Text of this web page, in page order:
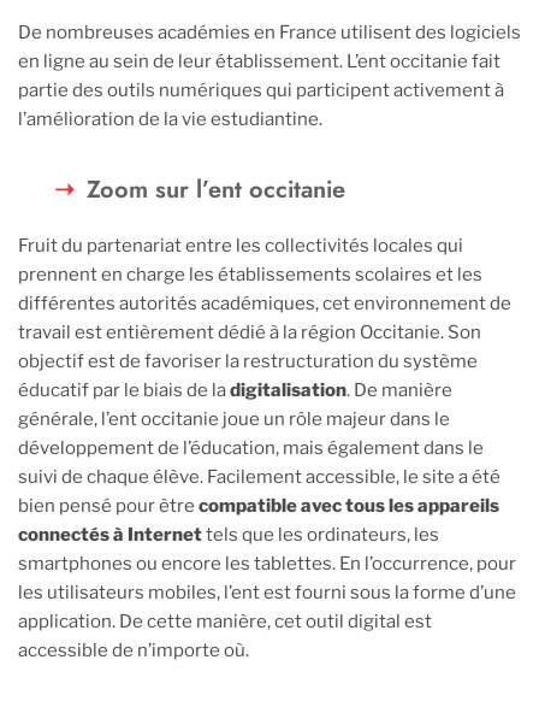
De nombreuses académies en France utilisent des logiciels
en ligne au sein de leur établissement. L’ent occitanie fait
partie des outils numériques qui participent activement à
l’amélioration de la vie estudiantine.
Zoom sur l’ent occitanie
Fruit du partenariat entre les collectivités locales qui
prennent en charge les établissements scolaires et les
différentes autorités académiques, cet environnement de
travail est entièrement dédié à la région Occitanie. Son
objectif est de favoriser la restructuration du système
éducatif par le biais de ladigitalisation. De manière
générale, l’ent occitanie joue un rôle majeur dans le
développement de l’éducation, mais également dans le
suivi de chaque élève. Facilement accessible, le site a été
bien pensé pour être compatible avec tous les appareils
connectés à Internettels que les ordinateurs, les
smartphones ou encore les tablettes. En l’occurrence, pour
les utilisateurs mobiles, l’ent est fourni sous la forme d’une
application. De cette manière, cet outil digital est
accessible de n’importe où.